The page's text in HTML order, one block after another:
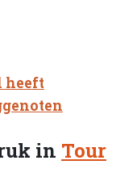
heeft
in Tour